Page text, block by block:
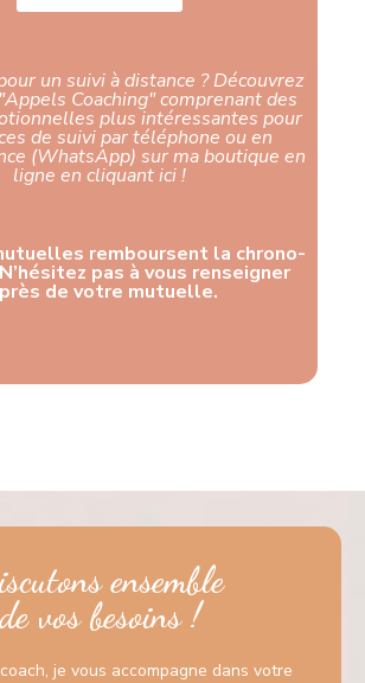
un suivi à distance ? Découvrez
Coaching" comprenant des
plus intéressantes pour
de suivi par téléphone ou en
(WhatsApp) sur ma boutique en
ligne en cliquant ici !​
remboursent la chrono-
pas à vous renseigner
de votre mutuelle.
ensemble
de vos besoins !
je vous accompagne dans votre